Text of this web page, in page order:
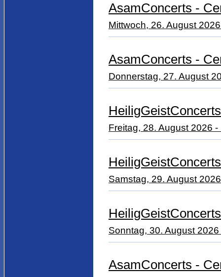
AsamConcerts -
Mittwoch, 26. August
AsamConcerts -
Donnerstag, 27. August
Freitag, 28. August 2026
Samstag, 29. August
Sonntag, 30. August
AsamConcerts -